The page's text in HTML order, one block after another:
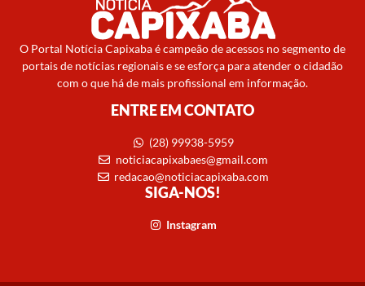
O Portal Notícia Capixaba é campeão de acessos no segmento de
portais de notícias regionais e se esforça para atender o cidadão
com o que há de mais profissional em informação.
ENTRE EM CONTATO
(28) 99938-5959
noticiacapixabaes@gmail.com
redacao@noticiacapixaba.com
SIGA-NOS!
Instagram